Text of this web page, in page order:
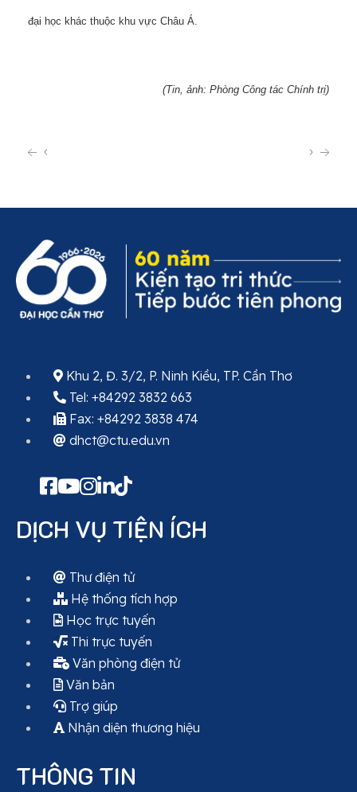
đại học khác thuộc khu vực Châu Á.
(Tin, ảnh: Phòng Công tác Chính trị)
‹ ›
Khu 2, Đ. 3/2, P. Ninh Kiều, TP. Cần Thơ
Tel: +84292 3832 663
Fax: +84292 3838 474
dhct@ctu.edu.vn
DỊCH VỤ TIỆN ÍCH
Thư điện tử
Hệ thống tích hợp
Học trực tuyến
Thi trực tuyến
Văn phòng điện tử
Văn bản
Trợ giúp
Nhận diện thương hiệu
THÔNG TIN